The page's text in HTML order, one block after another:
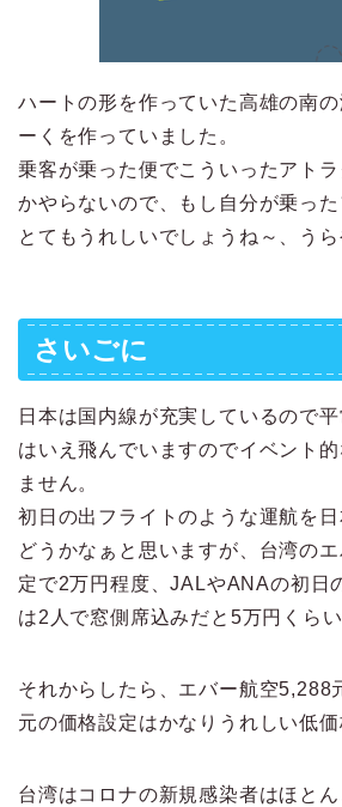
ハートの形を作っていた高雄の南
ーくを作っていました。
乗客が乗った便でこういったアト
かやらないので、もし自分が乗っ
とてもうれしいでしょうね～、うら
さいごに
日本は国内線が充実しているので
はいえ飛んでいますのでイベント
ません。
初日の出フライトのような運航を
どうかなぁと思いますが、台湾の
定で2万円程度、JALやANAの初日
は2人で窓側席込みだと5万円くらい
それからしたら、エバー航空5,288
元の価格設定はかなりうれしい低価
台湾はコロナの新規感染者はほと